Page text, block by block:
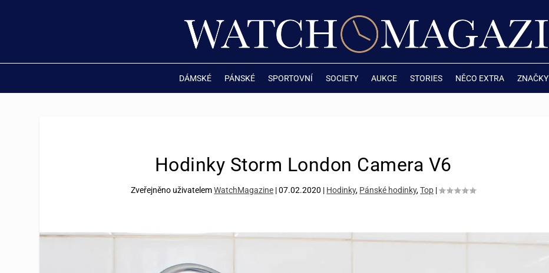
DÁMSKÉ PÁNSKÉ SPORTOVNÍ SOCIETY AUKCE STORIES NĚCO EXTRA ZNAČKY
Hodinky Storm London Camera V6
Zveřejněno uživatelemWatchMagazine |07.02.2020 | Hodinky, Pánské hodinky,Top |